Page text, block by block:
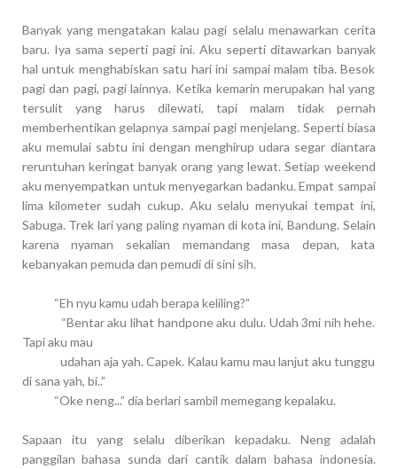
Banyak yang mengatakan kalau pagi selalu menawarkan cerita
baru. Iya sama seperti pagi ini. Aku seperti ditawarkan banyak
hal untuk menghabiskan satu hari ini sampai malam tiba. Besok
pagi dan pagi, pagi lainnya. Ketika kemarin merupakan hal yang
tersulit yang harus dilewati, tapi malam tidak pernah
memberhentikan gelapnya sampai pagi menjelang. Seperti biasa
aku memulai sabtu ini dengan menghirup udara segar diantara
reruntuhan keringat banyak orang yang lewat. Setiap weekend
aku menyempatkan untuk menyegarkan badanku. Empat sampai
lima kilometer sudah cukup. Aku selalu menyukai tempat ini,
Sabuga. Trek lari yang paling nyaman di kota ini, Bandung. Selain
karena nyaman sekalian memandang masa depan, kata
kebanyakan pemuda dan pemudi di sini sih.
“Eh nyu kamu udah berapa keliling?”
“Bentar aku lihat handpone aku dulu. Udah 3mi nih hehe.
Tapi aku mau
udahan aja yah. Capek. Kalau kamu mau lanjut aku tunggu
di sana yah, bi..”
“Oke neng...” dia berlari sambil memegang kepalaku.
Sapaan itu yang selalu diberikan kepadaku. Neng adalah
panggilan bahasa sunda dari cantik dalam bahasa indonesia.